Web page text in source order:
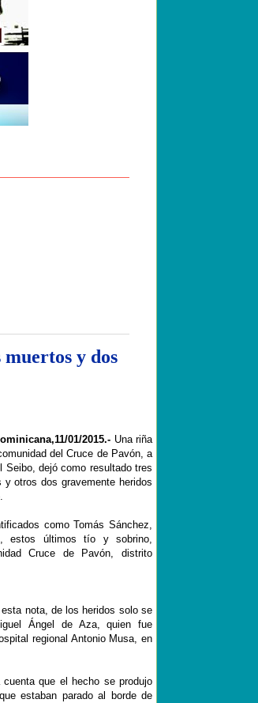
y dos
01/2015.- Una riña
del Cruce de Pavón, a
Seibo, dejó como resultado tres
y otros dos gravemente heridos
como Tomás Sánchez,
estos últimos tío y sobrino,
Cruce de Pavón, distrito
nota, de los heridos solo se
Ángel de Aza, quien fue
regional Antonio Musa, en
que el hecho se produjo
estaban parado al borde de